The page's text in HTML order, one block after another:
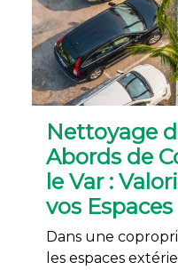
Nettoyage
Abords de
le Var :
vos Espaces
Dans une
les espaces